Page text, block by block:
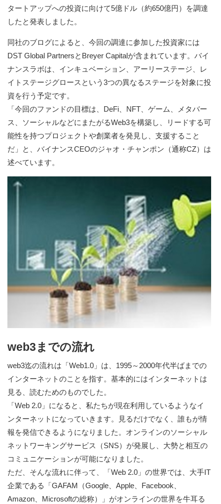
タートアップへの投資に向けて5億ドル（約650億円）を調達
したと発表しました。
同社のブログによると、今回の調達に参加した投資家には
DST Global PartnersとBreyer Capitalが含まれています。バイ
ナンスラボは、インキュベーション、アーリーステージ、レ
イトステージグロースという3つの異なるステージを対象に投
資を行う予定です。
「今回のファンドの目標は、DeFi、NFT、ゲーム、メタバー
ス、ソーシャルなどにまたがるWeb3を構築し、リードする可
能性を持つプロジェクトや創業者を発見し、支援すること
だ」と、バイナンスCEOのジャオ・チャンポン（通称CZ）は
述べています。
web3までの流れ
web3迄の流れは「Web1.0」は、1995～2000年代半ばまでの
インターネットのことを指す。基本的にはインターネットは
見る、読むためのものでした。
「Web 2.0」になると、私たちが現在利用しているようなイ
ンターネットになっていきます。見るだけでなく、誰もが情
報を発信できるようになりました。オンラインのソーシャル
ネットワーキングサービス（SNS）が発展し、大勢と相互の
コミュニケーションが可能になりました。
ただ、そんな流れに伴って、「Web 2.0」の世界では、大手IT
企業である「GAFAM（Google、Apple、Facebook、
Amazon、Microsoftの総称）」がオンラインの世界を牛耳る